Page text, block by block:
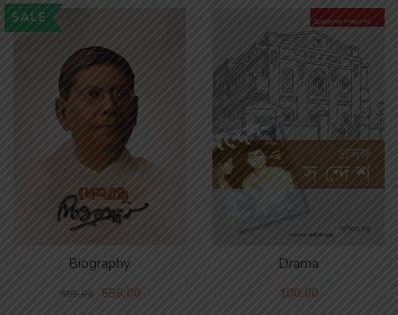
SALE
Biography
695.00 556.00
Drama
100.00